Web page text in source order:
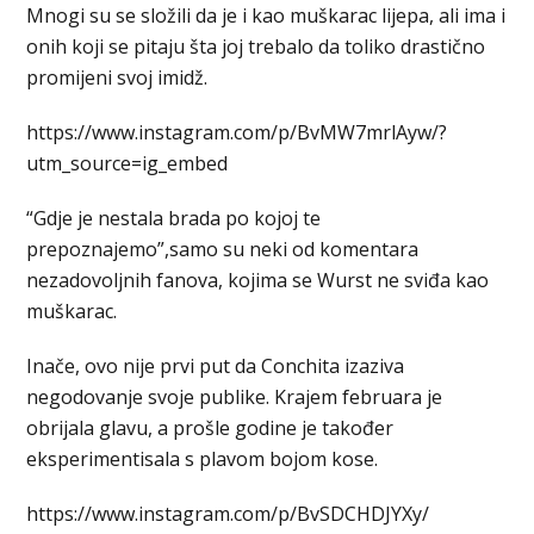
Mnogi su se složili da je i kao muškarac lijepa, ali ima i
onih koji se pitaju šta joj trebalo da toliko drastično
promijeni svoj imidž.
https://www.instagram.com/p/BvMW7mrlAyw/?
utm_source=ig_embed
“Gdje je nestala brada po kojoj te
prepoznajemo”,samo su neki od komentara
nezadovoljnih fanova, kojima se Wurst ne sviđa kao
muškarac.
Inače, ovo nije prvi put da Conchita izaziva
negodovanje svoje publike. Krajem februara je
obrijala glavu, a prošle godine je također
eksperimentisala s plavom bojom kose.
https://www.instagram.com/p/BvSDCHDJYXy/